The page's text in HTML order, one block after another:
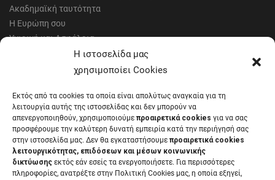
Η ιστοσελίδα μας
χρησιμοποίει Cookies
Εκτός από τα cookies τα οποία είναι απολύτως αναγκαία για τη
λειτουργία αυτής της ιστοσελίδας και δεν μπορούν να
απενεργοποιηθούν, χρησιμοποιούμε προαιρετικά cookies για να σας
προσφέρουμε την καλύτερη δυνατή εμπειρία κατά την περιήγησή σας
στην ιστοσελίδα μας. Δεν θα εγκαταστήσουμε προαιρετικά cookies
λειτουργικότητας, επιδόσεων και μέσων κοινωνικής
δικτύωσης εκτός εάν εσείς τα ενεργοποιήσετε. Για περισσότερες
πληροφορίες, ανατρέξτε στην Πολιτική Cookies μας, η οποία εξηγεί,
Ακαδημαϊκή ταυτότητα
Η Ευρώπη σου
Υγιεινή και Ασφάλεια
Έντυπα Οικονομικής Υπηρεσίας
Έντυπα Διοικητικών Υπηρεσιών
Μητρώα αξιολογητών
Δημόσια Διαβούλευση
Συνεδριάσεις Συγκλήτου
Συνεδριάσεις Συμβουλίου Διοίκησης
EUNICoast European University